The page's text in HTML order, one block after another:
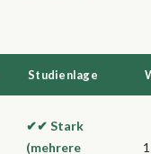
Studienlage
✔✔ Stark
(mehrere